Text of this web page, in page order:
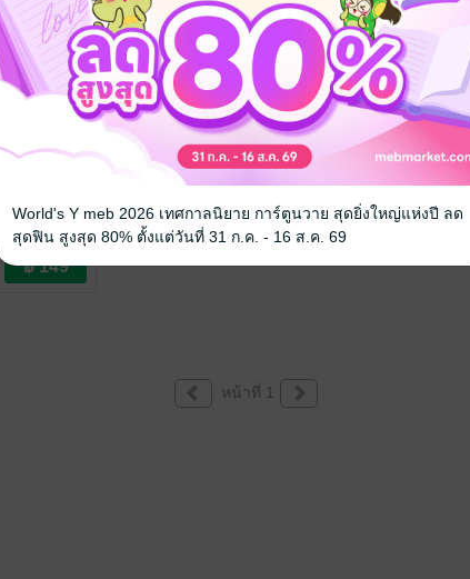
midnight
ฝนพรำ
/ Yaoi
หน้าที่ 1
World's Y meb 2026 เทศกาลนิยาย การ์ตูนวาย สุดยิ่งใหญ่แห่งปี ลด
สุดฟิน สูงสุด 80% ตั้งแต่วันที่ 31 ก.ค. - 16 ส.ค. 69